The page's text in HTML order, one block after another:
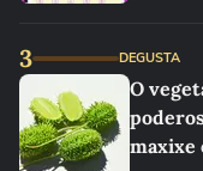
3 DEGUSTA
O
maxixe